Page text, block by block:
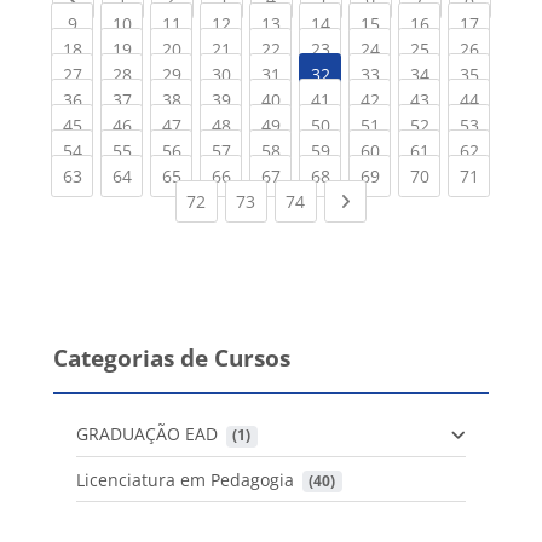
9(current)
10(current)
11(current)
12(current)
13(current)
14(current)
15(current)
16(current)
17
18(current)
19(current)
20(current)
21(current)
22(current)
23(current)
24(current)
25(current)
26
27(current)
28(current)
29(current)
30(current)
31(current)
32 33(current)
34(current)
35
36(current)
37(current)
38(current)
39(current)
40(current)
41(current)
42(current)
43(current)
44
45(current)
46(current)
47(current)
48(current)
49(current)
50(current)
51(current)
52(current)
53
54(current)
55(current)
56(current)
57(current)
58(current)
59(current)
60(current)
61(current)
62
63(current)
64(current)
65(current)
66(current)
67(current)
68(current)
69(current)
70(current)
71
72 (current)
73 (current)
74(current)Next page
Categorias de Cursos
GRADUAÇÃO EAD (1)
Licenciatura em Pedagogia (40)